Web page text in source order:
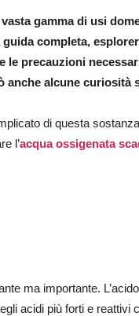
gamma di usi
completa,
precauzioni
anche alcune curiosità
di questa
l’acqua ossigenata
ma importante.
acidi più forti e reattivi